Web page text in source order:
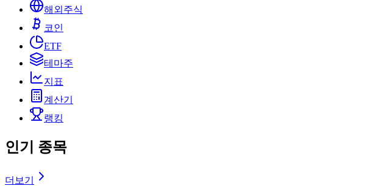
해외주식
코인
ETF
테마주
지표
계산기
랭킹
인기 종목
더보기